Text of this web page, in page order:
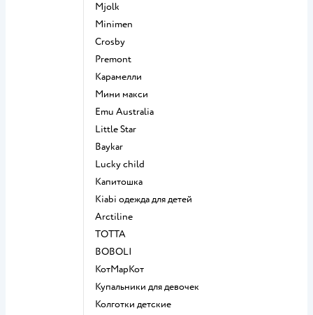
Mjolk
Minimen
Crosby
Premont
Карамелли
Мини макси
Emu Australia
Little Star
Baykar
Lucky child
Капитошка
Kiabi одежда для детей
Arctiline
ТОТТА
BOBOLI
КотМарКот
Купальники для девочек
Колготки детские